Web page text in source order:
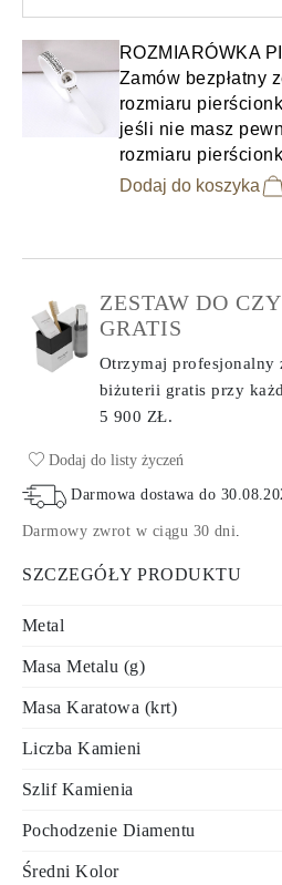
ROZMIARÓWKA
Zamów bezpłatny
rozmiaru
jeśli nie masz
rozmiaru
Dodaj do koszyka
ZESTAW DO
GRATIS
Otrzymaj profesjonalny
biżuterii gratis przy
5 900 ZŁ.
Dodaj do listy życzeń
Darmowa dostawa do
Darmowy zwrot w ciągu 30 dni.
SZCZEGÓŁY PRODUKTU
Metal
Masa Metalu (g)
Masa Karatowa (krt)
Liczba Kamieni
Szlif Kamienia
Pochodzenie Diamentu
Średni Kolor